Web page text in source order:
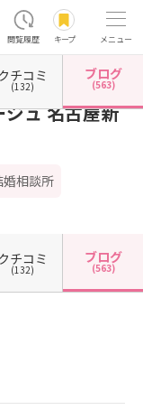
閲覧履歴 キープ メニュー
古屋市東区 結婚相談所 キャン
ュ 名古屋新
相談所
チコミ
(132)
ブログ
(563)
チコミ
(132)
ブログ
(563)